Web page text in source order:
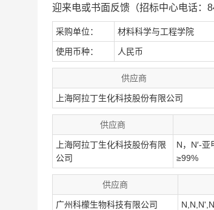
迎来电或书面反馈（招标中心电话：
采购单位： 材料科学与工程学院
使用币种： 人民币
供应商
上海阿拉丁生化科技股份有限公司
供应商
上海阿拉丁生化科技股份有限
公司
N，N′-
≥99%
供应商
广州科檬生物科技有限公司